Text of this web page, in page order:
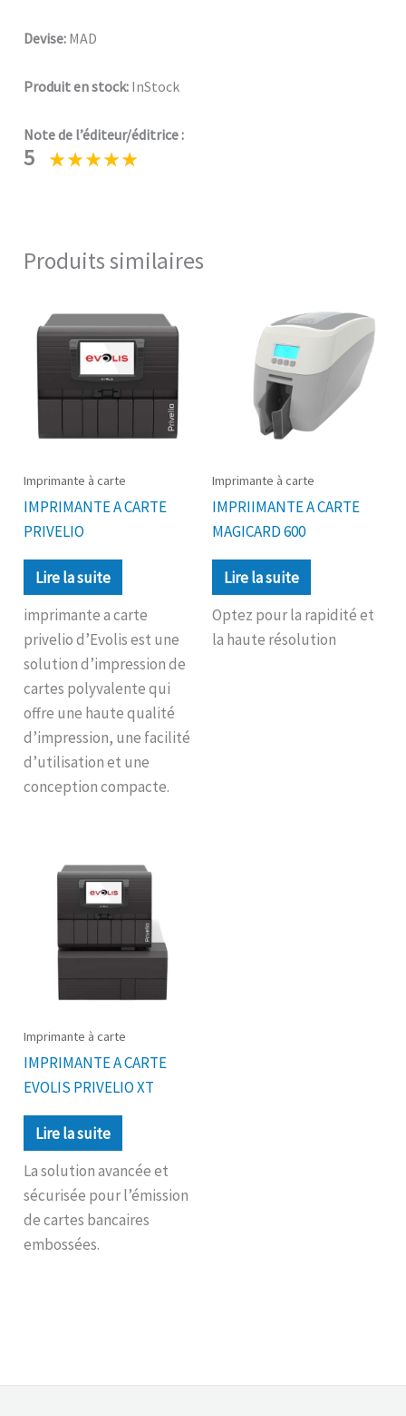
Devise: MAD
Produit en stock: InStock
Note de l’éditeur/éditrice :
5
Produits similaires
Imprimante à carte
IMPRIMANTE A CARTE
PRIVELIO
Lire la suite
imprimante a carte
privelio d’Evolis est une
solution d’impression de
cartes polyvalente qui
offre une haute qualité
d’impression, une facilité
d’utilisation et une
conception compacte.
Imprimante à carte
IMPRIIMANTE A CARTE
MAGICARD 600
Lire la suite
Optez pour la rapidité et
la haute résolution
Imprimante à carte
IMPRIMANTE A CARTE
EVOLIS PRIVELIO XT
Lire la suite
La solution avancée et
sécurisée pour l’émission
de cartes bancaires
embossées.